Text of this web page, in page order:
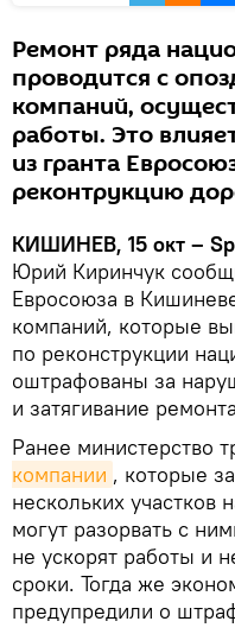
Ремонт ряда
проводится с
компаний,
работы. Это
из гранта
реконтрукцию
КИШИНЕВ, 15 окт –
Юрий Киринчук
Евросоюза в
компаний, которые
по реконструкции
оштрафованы за
и затягивание
Ранее министерство
компании , которые
нескольких участков
могут разорвать с
не ускорят работы и
сроки. Тогда же
предупредили о